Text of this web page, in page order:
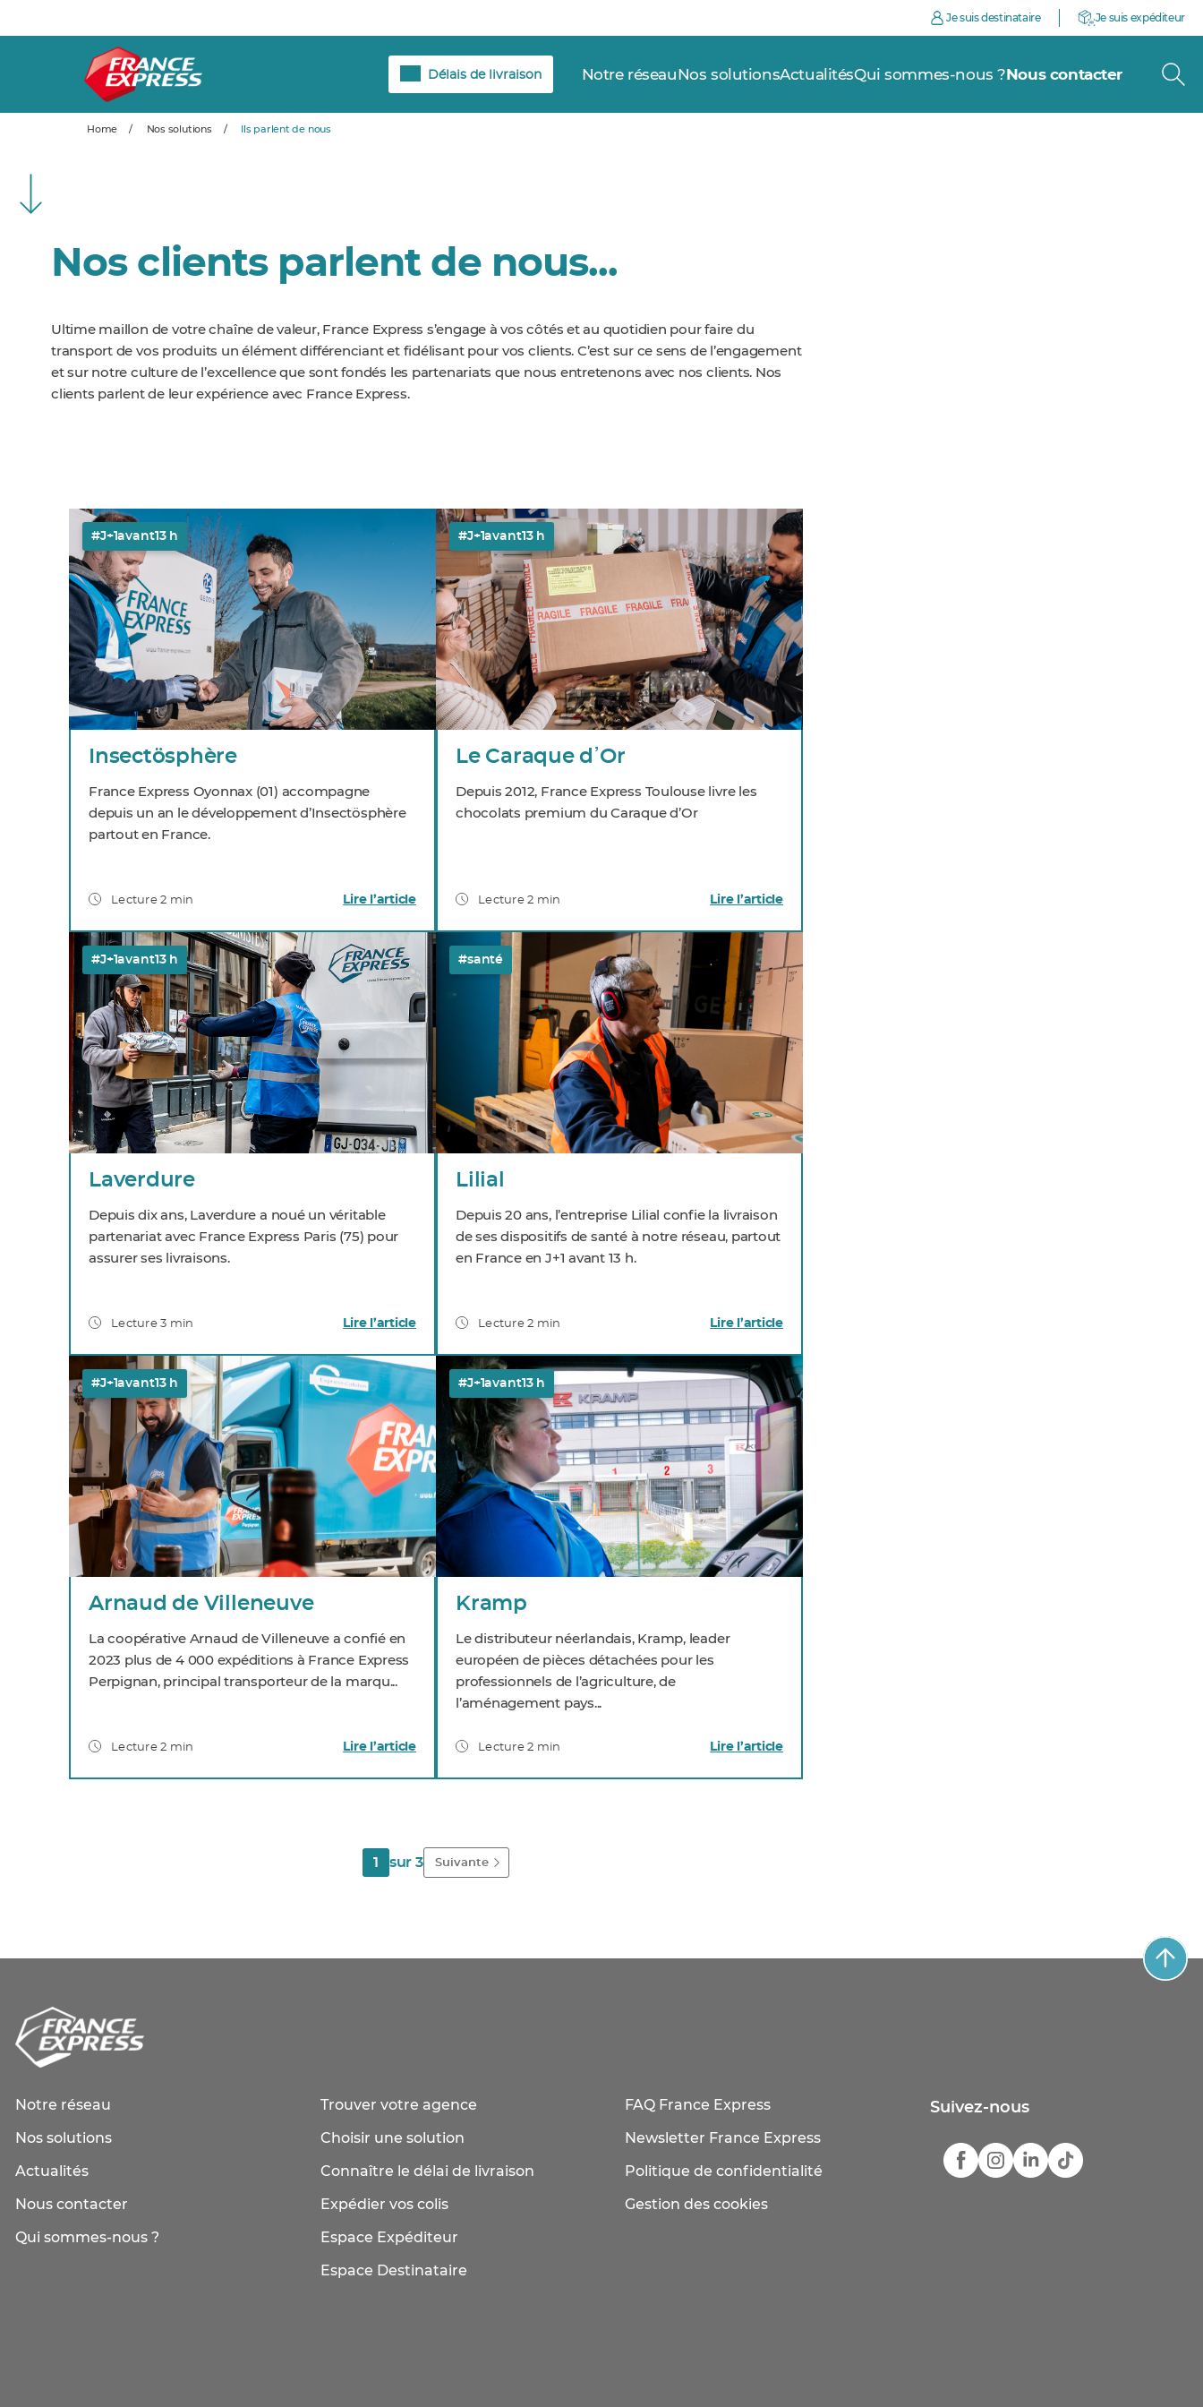
Je suis destinataire Je suis expéditeur
Délais de livraison Notre réseau Nos solutionsActualitésQui sommes-nous ? Nous contacter
Home / Nos solutions / Ils parlent de nous
Nos clients parlent de nous...
Ultime maillon de votre chaîne de valeur, France Express s’engage à vos côtés et au quotidien pour faire du
transport de vos produits un élément différenciant et fidélisant pour vos clients. C’est sur ce sens de l’engagement
et sur notre culture de l’excellence que sont fondés les partenariats que nous entretenons avec nos clients. Nos
clients parlent de leur expérience avec France Express.
#J+1avant13 h
Insectösphère
France Express Oyonnax (01) accompagne
depuis un an le développement d’Insectösphère
partout en France.
Lecture 2 min Lire l’article
#J+1avant13 h
Le Caraque dߴOr
Depuis 2012, France Express Toulouse livre les
chocolats premium du Caraque d’Or
Lecture 2 min Lire l’article
#J+1avant13 h
Laverdure
Depuis dix ans, Laverdure a noué un véritable
partenariat avec France Express Paris (75) pour
assurer ses livraisons.
Lecture 3 min Lire l’article
#santé
Lilial
Depuis 20 ans, l’entreprise Lilial confie la livraison
de ses dispositifs de santé à notre réseau, partout
en France en J+1 avant 13 h.
Lecture 2 min Lire l’article
#J+1avant13 h
Arnaud de Villeneuve
La coopérative Arnaud de Villeneuve a confié en
2023 plus de 4 000 expéditions à France Express
Perpignan, principal transporteur de la marqu...
Lecture 2 min Lire l’article
#J+1avant13 h
Kramp
Le distributeur néerlandais, Kramp, leader
européen de pièces détachées pour les
professionnels de l’agriculture, de
l’aménagement pays...
Lecture 2 min Lire l’article
1 sur 3 Suivante
Notre réseau
Nos solutions
Actualités
Nous contacter
Qui sommes-nous ?
Trouver votre agence
Choisir une solution
Connaître le délai de livraison
Expédier vos colis
Espace Expéditeur
Espace Destinataire
FAQ France Express
Newsletter France Express
Politique de confidentialité
Gestion des cookies
Suivez-nous